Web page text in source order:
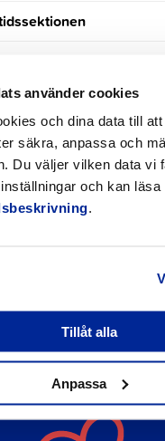
använder cookies
och dina data till
säkra, anpassa och
Du väljer vilken data vi
och kan läsa
.
Tillåt alla
Anpassa